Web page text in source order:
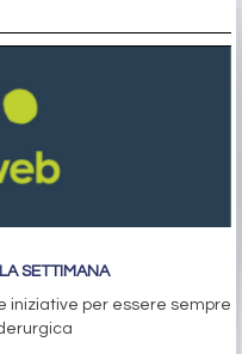
SETTIMANA
iniziative per essere sempre